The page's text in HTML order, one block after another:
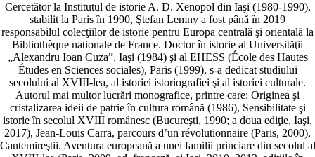
Cercetător la Institutul de istorie A. D. Xenopol din Iaşi (1980-1990),
stabilit la Paris în 1990, Ştefan Lemny a fost până în 2019
responsabilul colecţiilor de istorie pentru Europa centrală şi orientală la
Bibliothèque nationale de France. Doctor în istorie al Universităţii
„Alexandru Ioan Cuza”, Iaşi (1984) şi al EHESS (École des Hautes
Études en Sciences sociales), Paris (1999), s-a dedicat studiului
secolului al XVIII-lea, al istoriei istoriografiei şi al istoriei culturale.
Autorul mai multor lucrări monografice, printre care: Originea şi
cristalizarea ideii de patrie în cultura română (1986), Sensibilitate şi
istorie în secolul XVIII românesc (Bucureşti, 1990; a doua ediţie, Iaşi,
2017), Jean-Louis Carra, parcours d’un révolutionnaire (Paris, 2000),
Cantemireştii. Aventura europeană a unei familii princiare din secolul al